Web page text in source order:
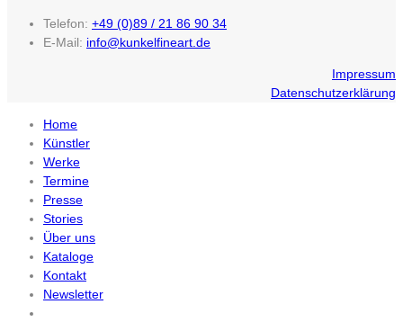
Telefon: +49 (0)89 / 21 86 90 34
E-Mail: info@kunkelfineart.de
Impressum
Datenschutzerklärung
Home
Künstler
Werke
Termine
Presse
Stories
Über uns
Kataloge
Kontakt
Newsletter